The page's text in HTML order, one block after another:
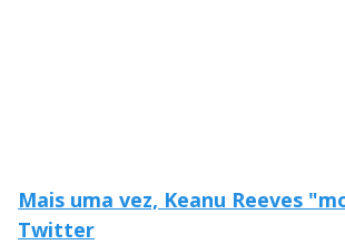
Mais uma vez, Keanu Reeves
Twitter